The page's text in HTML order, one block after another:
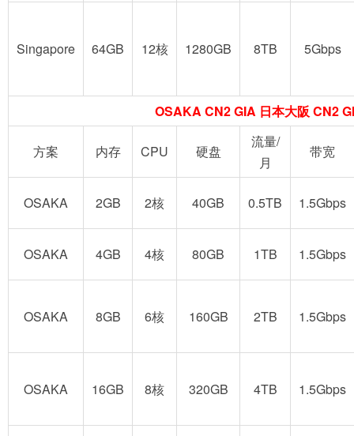
Singapore 64GB 12核 1280GB 8TB 5Gbps
OSAKA CN2 GIA 日本大阪 CN2
方案 内存 CPU 硬盘
流量/
月
带宽
OSAKA 2GB 2核 40GB 0.5TB 1.5Gbps
OSAKA 4GB 4核 80GB 1TB 1.5Gbps
OSAKA 8GB 6核 160GB 2TB 1.5Gbps
OSAKA 16GB 8核 320GB 4TB 1.5Gbps